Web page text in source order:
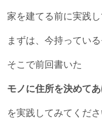
家を建てる前に実践
まずは、今持ってい
そこで前回書いた
モノに住所を決めて
を実践してみてくださ